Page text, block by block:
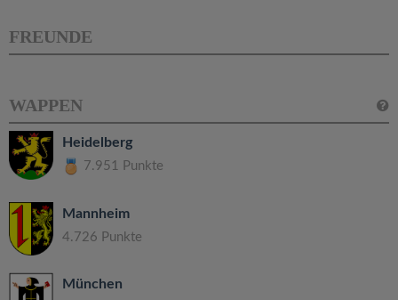
FREUNDE
WAPPEN
Heidelberg
7.951 Punkte
Mannheim
4.726 Punkte
München